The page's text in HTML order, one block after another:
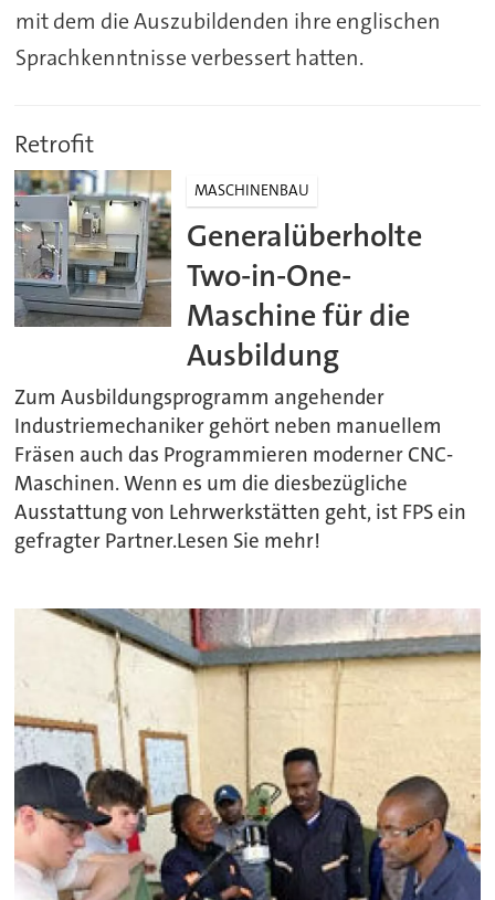
mit dem die Auszubildenden ihre englischen
Sprachkenntnisse verbessert hatten.
Retrofit
MASCHINENBAU
Generalüberholte
Two-in-One-
Maschine für die
Ausbildung
Zum Ausbildungsprogramm angehender
Industriemechaniker gehört neben manuellem
Fräsen auch das Programmieren moderner CNC-
Maschinen. Wenn es um die diesbezügliche
Ausstattung von Lehrwerkstätten geht, ist FPS ein
gefragter Partner.Lesen Sie mehr!